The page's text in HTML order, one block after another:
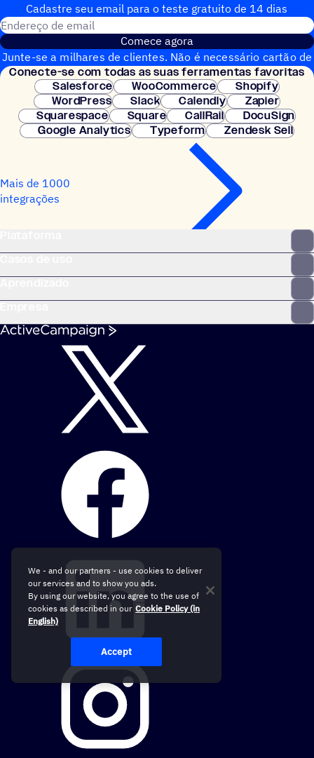
Cadastre seu email para o teste gratuito de 14 dias
Comece agora
Junte-se a milhares de clientes. Não é necessário cartão de
crédito. Configuração instantânea.
Conecte-se com todas as suas ferramentas favoritas
Salesforce
WooCommerce
Shopify
WordPress
Slack Calendly
Zapier
Squarespace
Square CallRail
DocuSign
Google Analytics
Typeform Zendesk Sell
Mais de 1000
integrações
We - and our partners - use cookies to deliver
our services and to show you ads.
By using our website, you agree to the use of
cookies as described in our Cookie Policy (in
English)
Accept